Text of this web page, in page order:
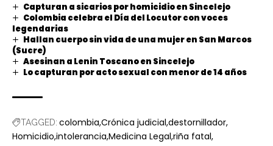
Capturan a sicarios por homicidio en Sincelejo
Colombia celebra el Día del Locutor con voces
legendarias
Hallan cuerpo sin vida de una mujer en San Marcos
(Sucre)
Asesinan a Lenin Toscano en Sincelejo
Lo capturan por acto sexual con menor de 14 años
TAGGED: colombia Crónica judicial destornillador
Homicidio intolerancia Medicina Legal riña fatal